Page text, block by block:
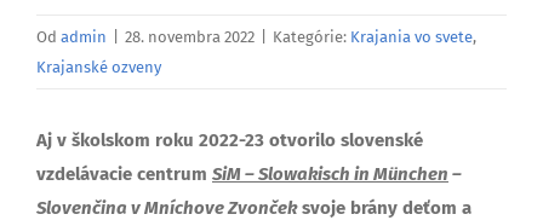
Od admin 28. novembra 2022 Kategórie: Krajania vo svete,
Krajanské ozveny
Aj v školskom roku 2022-23 otvorilo slovenské
vzdelávacie centrum SiM – Slowakisch in München –
Slovenčina v Mníchove Zvončeksvoje brány deťom a